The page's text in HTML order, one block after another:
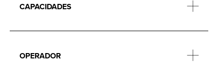
CAPACIDADES
OPERADOR